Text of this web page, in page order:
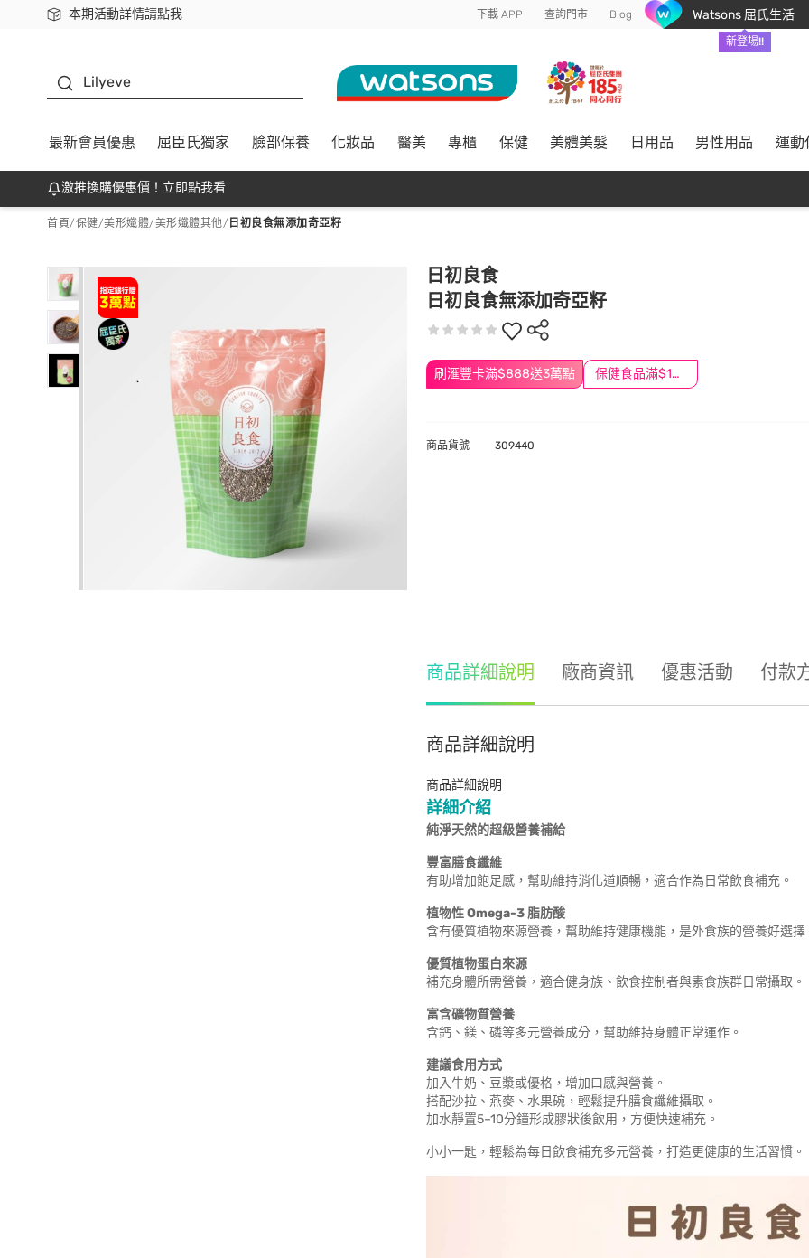
本期活動詳情請點我
下載app最高回饋$350 下載 APP 查詢門市 Blog Watsons 屈氏生活
新登場!!
Lilyeve
最新會員優惠 屈臣氏獨家 臉部保養 化妝品 醫美 專櫃 保健 美體美髮 日用品 男性用品 運動
激推換購優惠價！立即點我看
首頁/保健/美形孅體/美形孅體其他/ 日初良食無添加奇亞籽
日初良食
日初良食無添加奇亞籽
刷滙豐卡滿$888送3萬點 保健食品滿$1200送$100
商品貨號 309440
商品詳細說明 廠商資訊 優惠活動 付款
商品詳細說明
商品詳細說明
詳細介紹
純淨天然的超級營養補給
豐富膳食纖維
有助增加飽足感，幫助維持消化道順暢，適合作為日常飲食補充。
植物性 Omega-3 脂肪酸
含有優質植物來源營養，幫助維持健康機能，是外食族的營養好選擇
優質植物蛋白來源
補充身體所需營養，適合健身族、飲食控制者與素食族群日常攝取。
富含礦物質營養
含鈣、鎂、磷等多元營養成分，幫助維持身體正常運作。
建議食用方式
加入牛奶、豆漿或優格，增加口感與營養。
搭配沙拉、燕麥、水果碗，輕鬆提升膳食纖維攝取。
加水靜置5–10分鐘形成膠狀後飲用，方便快速補充。
小小一匙，輕鬆為每日飲食補充多元營養，打造更健康的生活習慣。